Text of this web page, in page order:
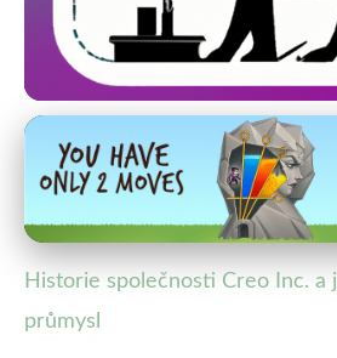
Digitální tiskové technologie
Jak Creo Inc.
průmysl svými
29. 5. 2025 · 3 min čtení · Autor: Michal
Historie společnosti Creo Inc. a
průmysl